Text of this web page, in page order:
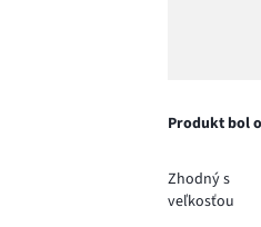
Produkt bol
Zhodný s
veľkosťou